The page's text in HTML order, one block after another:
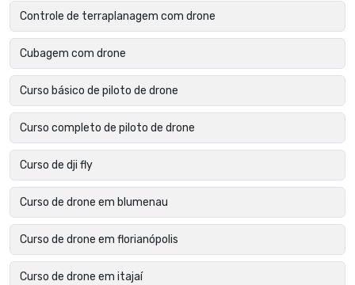
Controle de terraplanagem com drone
Cubagem com drone
Curso básico de piloto de drone
Curso completo de piloto de drone
Curso de dji fly
Curso de drone em blumenau
Curso de drone em florianópolis
Curso de drone em itajaí